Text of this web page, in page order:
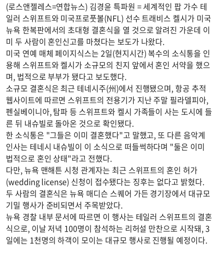
(로스앤젤레스=연합뉴스) 김경윤 특파원 = 세계적인 팝 가수 테
일러 스위프트와 미국프로풋볼(NFL) 선수 트래비스 켈시가 미국
뉴욕 한복판에서의 초대형 결혼식을 열 것으로 알려진 가운데 이
미 두 사람이 혼인신고를 마쳤다는 보도가 나왔다.
미국 연예 매체 페이지식스는 2일(현지시간) 복수의 소식통을 인
용해 스위프트와 켈시가 소규모의 친지 앞에서 혼인 서약을 했으
며, 법적으로 부부가 됐다고 보도했다.
소규모 결혼식은 최근 테네시주(州)에서 진행됐으며, 항공 추적
웹사이트에 따르면 스위프트의 전용기가 지난 주말 필라델피아,
펜실베이니아, 탐파 등 스위프트와 켈시 가족들이 사는 도시에 들
른 뒤 내슈빌로 돌아온 것으로 확인됐다.
한 소식통은 "그들은 이미 결혼했다"고 말했고, 또 다른 음악계
인사는 테네시 내슈빌이 이 소식으로 떠들썩하다며 "둘은 이미
법적으로 혼인 상태"라고 전했다.
다만, 뉴욕 맨해튼 시청 관계자는 최근 스위프트의 혼인 허가
(wedding license) 신청이 접수됐다는 징후는 없다고 밝혔다.
두 사람의 결혼식은 뉴욕 매디슨 스퀘어 가든 경기장에서 대규모
기밀 행사가 준비되면서 주목받았다.
뉴욕 경찰 내부 문서에 따르면 이 행사는 테일러 스위프트의 결혼
식으로, 이날 저녁 100명이 참석하는 리허설 만찬으로 시작돼, 3
일에는 1천명의 하객이 모이는 대규모 행사로 진행될 예정이다.